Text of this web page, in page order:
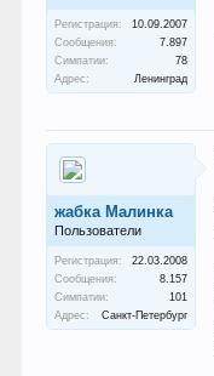
Регистрация:
10.09.2007
Сообщения:
7.897
Симпатии:
78
Адрес:
Ленинград
жабка Малинка
Пользователи
Регистрация:
22.03.2008
Сообщения:
8.157
Симпатии:
101
Адрес:
Санкт-Петербург